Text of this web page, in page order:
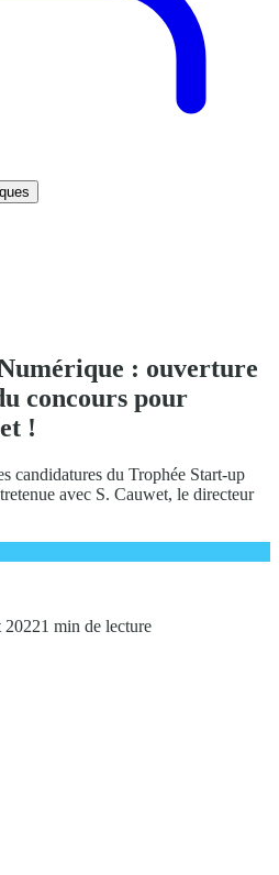
: ouverture
concours pour
!
candidatures du Trophée Start-up
avec S. Cauwet, le directeur
20221 min de lecture